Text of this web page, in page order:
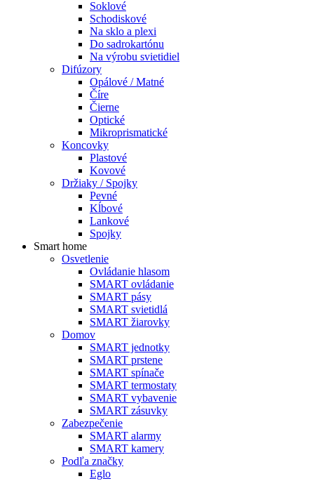
Soklové
Schodiskové
Na sklo a plexi
Do sadrokartónu
Na výrobu svietidiel
Difúzory
Opálové / Matné
Číre
Čierne
Optické
Mikroprismatické
Koncovky
Plastové
Kovové
Držiaky / Spojky
Pevné
Kĺbové
Lankové
Spojky
Smart home
Osvetlenie
Ovládanie hlasom
SMART ovládanie
SMART pásy
SMART svietidlá
SMART žiarovky
Domov
SMART jednotky
SMART prstene
SMART spínače
SMART termostaty
SMART vybavenie
SMART zásuvky
Zabezpečenie
SMART alarmy
SMART kamery
Podľa značky
Eglo